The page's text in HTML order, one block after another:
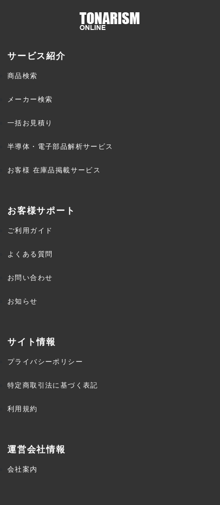
サービス紹介
商品検索
メーカー検索
一括お見積り
半導体・電子部品解析サービス
お客様 在庫品掲載サービス
お客様サポート
ご利用ガイド
よくある質問
お問い合わせ
お知らせ
サイト情報
プライバシーポリシー
特定商取引法に基づく表記
利用規約
運営会社情報
会社案内